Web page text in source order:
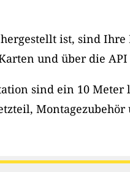
ist, sind
und über die
sind ein 10 Meter